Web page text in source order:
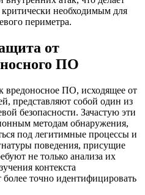
необходимым для
периметра.
от
ПО
вредоносное ПО, исходящее от
представляют собой один из
безопасности. Зачастую эти
методам обнаружения,
под легитимные процессы и
поведения, присущие
не только анализа их
контекста
более точно идентифицировать